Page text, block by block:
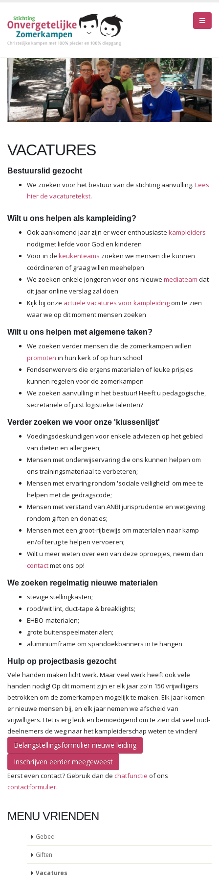
VACATURES
Bestuurslid gezocht
We zoeken voor het bestuur van de stichting aanvulling. Lees
hier de vacaturetekst.
Wilt u ons helpen als kampleiding?
Ook aankomend jaar zijn er weer enthousiaste kampleiders
nodig met liefde voor God en kinderen
Voor in de keukenteams zoeken we mensen die kunnen
coördineren of graag willen meehelpen
We zoeken enkele jongeren voor ons nieuwe mediateam dat
dit jaar online verslag zal doen
Kijk bij onze actuele vacatures voor kampleidingom te zien
waar we op dit moment mensen zoeken
Wilt u ons helpen met algemene taken?
We zoeken verder mensen die de zomerkampen willen
promoten in hun kerk of op hun school
Fondsenwervers die ergens materialen of leuke prijsjes
kunnen regelen voor de zomerkampen
We zoeken aanvulling in het bestuur! Heeft u pedagogische,
secretariële of juist logistieke talenten?
Verder zoeken we voor onze 'klussenlijst'
Voedingsdeskundigen voor enkele adviezen op het gebied
van diëten en allergieën;
Mensen met onderwijservaring die ons kunnen helpen om
ons trainingsmateriaal te verbeteren;
Mensen met ervaring rondom 'sociale veiligheid' om mee te
helpen met de gedragscode;
Mensen met verstand van ANBI jurisprudentie en wetgeving
rondom giften en donaties;
Mensen met een groot-rijbewijs om materialen naar kamp
en/of terug te helpen vervoeren;
Wilt u meer weten over een van deze oproepjes, neem dan
contactmet ons op!
We zoeken regelmatig nieuwe materialen
stevige stellingkasten;
rood/wit lint, duct-tape & breaklights;
EHBO-materialen;
grote buitenspeelmaterialen;
aluminiumframe om spandoekbanners in te hangen
Hulp op projectbasis gezocht
Vele handen maken licht werk. Maar veel werk heeft ook vele
handen nodig! Op dit moment zijn er elk jaar zo'n 150 vrijwilligers
betrokken om de zomerkampen mogelijk te maken. Elk jaar komen
er nieuwe mensen bij, en elk jaar nemen we afscheid van
vrijwilligers. Het is erg leuk en bemoedigend om te zien dat veel oud-
deelnemers de weg naar het kampleiderschap weten te vinden!
Belangstellingsformulier nieuwe leiding
Inschrijven eerder meegeweest
Eerst even contact? Gebruik dan de chatfunctie of ons
contactformulier.
MENU VRIENDEN
Gebed
Giften
Vacatures